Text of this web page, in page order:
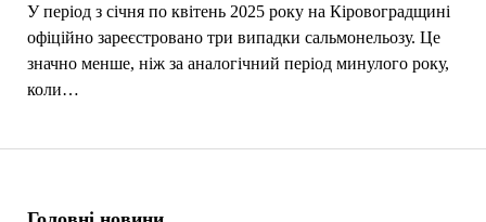
У період з січня по квітень 2025 року на Кіровоградщині
офіційно зареєстровано три випадки сальмонельозу. Це
значно менше, ніж за аналогічний період минулого року,
коли…